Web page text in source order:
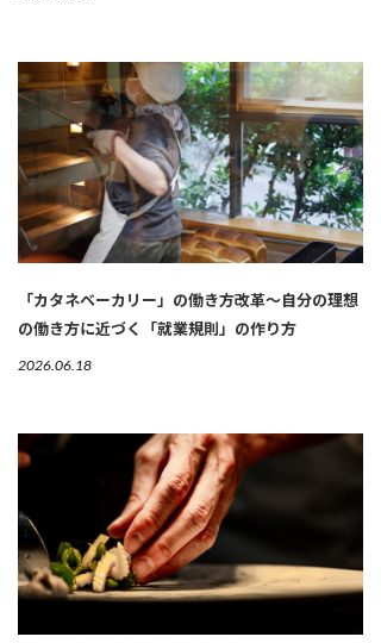
「カタネベーカリー」の働き方改革～自分の理想
の働き方に近づく「就業規則」の作り方
2026.06.18